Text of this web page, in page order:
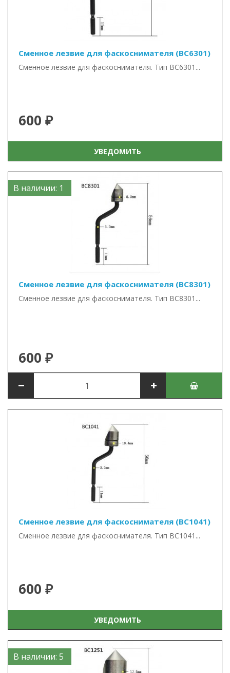
Сменное лезвие для фаскоснимателя (BC6301)
Сменное лезвие для фаскоснимателя. Тип BC6301...
600 ₽
УВЕДОМИТЬ
В наличии: 1
Сменное лезвие для фаскоснимателя (BC8301)
Сменное лезвие для фаскоснимателя. Тип BC8301...
600 ₽
Сменное лезвие для фаскоснимателя (BC1041)
Сменное лезвие для фаскоснимателя. Тип BC1041...
600 ₽
УВЕДОМИТЬ
В наличии: 5